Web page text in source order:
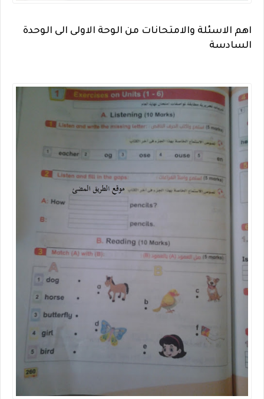
اهم الاسئلة والامتحانات من الوحة الاولى الى الوحدة
السادسة